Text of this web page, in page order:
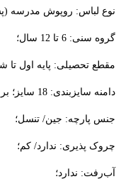
نوع لباس: روپوش مدرسه
گروه سنی: 6 تا 12 سال؛
مقطع تحصیلی: پایه اول تا
دامنه سایزبندی: 18 سایز؛ بر پایه سیستم سایزبندی بومی
جنس پارچه: جین/ تنسل؛
چروک پذیری: ندارد/ کم؛
آب‌رفت: ندارد؛